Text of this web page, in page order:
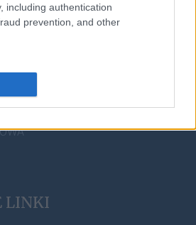
including authentication
prevention, and other
POLSZCZYZNY
LINKI